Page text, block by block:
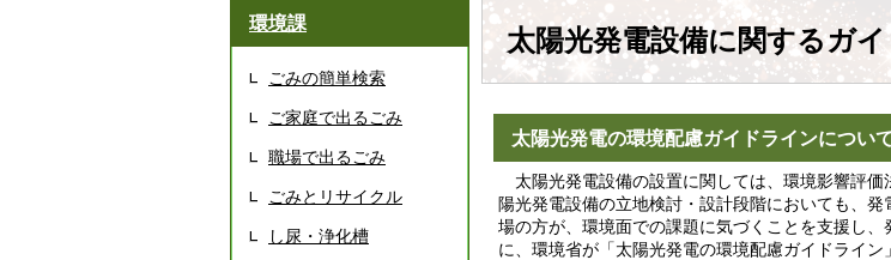
環境課
ごみの簡単検索
ご家庭で出るごみ
職場で出るごみ
ごみとリサイクル
し尿・浄化槽
太陽光発電設備に関するガ
太陽光発電の環境配慮ガイドラインについ
太陽光発電設備の設置に関しては、環境影響評
陽光発電設備の立地検討・設計段階においても、
場の方が、環境面での課題に気づくことを支援し
に、環境省が「太陽光発電の環境配慮ガイドライン